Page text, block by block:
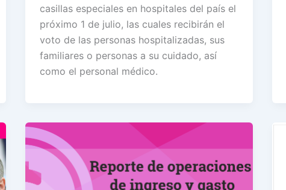
casillas especiales en hospitales del país el
próximo 1 de julio, las cuales recibirán el
voto de las personas hospitalizadas, sus
familiares o personas a su cuidado, así
como el personal médico.